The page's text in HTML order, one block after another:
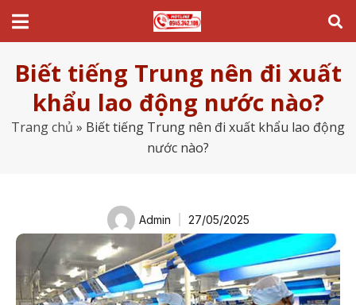
Biết tiếng Trung nên đi xuất
khẩu lao động nước nào?
Trang chủ » Biết tiếng Trung nên đi xuất khẩu lao động
nước nào?
Admin 27/05/2025